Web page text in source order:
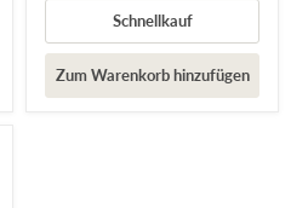
Schnellkauf
Zum Warenkorb hinzufügen